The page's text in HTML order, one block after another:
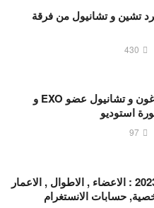
تشين و تشانيول من فرقة
430
شوهد جيدراغون و تشانيول عضو EXO و
استوديو
97
فرقة اكسو 2023 : الاعضاء , الاطوال , الاعمار
حسابات الانستغرام